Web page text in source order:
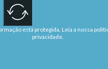
está protegida. Leia a nossa
privacidade.